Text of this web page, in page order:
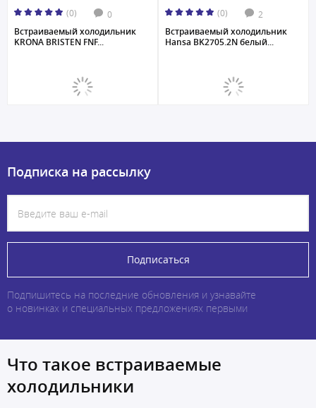
(0) 0
Встраиваемый холодильник
KRONA BRISTEN FNF...
(0) 2
Встраиваемый холодильник
Hansa BK2705.2N белый...
Подписка на рассылку
Подписаться
Подпишитесь на последние обновления и узнавайте
о новинках и специальных предложениях первыми
Что такое встраиваемые
холодильники